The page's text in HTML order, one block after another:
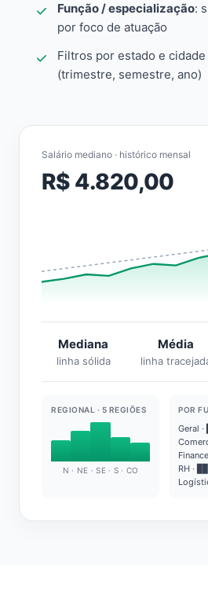
Função / especialização:
por foco de atuação
Filtros por estado e
(trimestre, semestre, ano)
Salário mediano · histórico mensal
R$ 4.820,00
Mediana
linha sólida
Média
linha
REGIONAL · 5 REGIÕES
N · NE · SE · S · CO
POR
Geral ·
RH ·